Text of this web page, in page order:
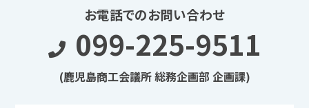
お電話でのお問い合わせ
099-225-9511
(鹿児島商工会議所 総務企画部 企画課)